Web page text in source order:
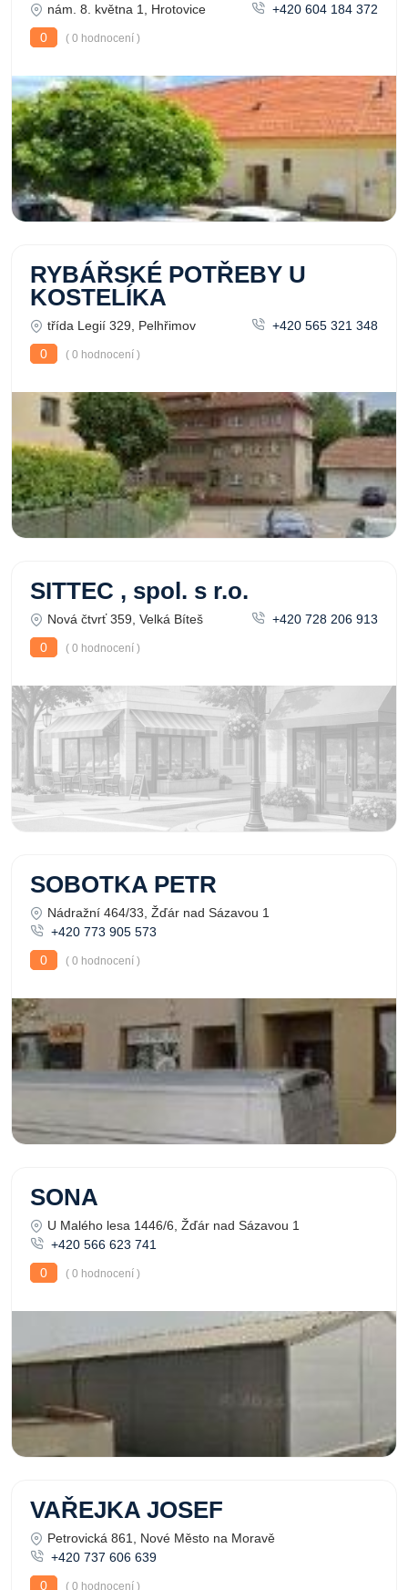
nám. 8. května 1, Hrotovice
+420 604 184 372
0
( 0 hodnocení )
RYBÁŘSKÉ POTŘEBY U
KOSTELÍKA
třída Legií 329, Pelhřimov
+420 565 321 348
0
( 0 hodnocení )
SITTEC , spol. s r.o.
Nová čtvrť 359, Velká Bíteš
+420 728 206 913
0
( 0 hodnocení )
SOBOTKA PETR
Nádražní 464/33, Žďár nad Sázavou 1
+420 773 905 573
0
( 0 hodnocení )
SONA
U Malého lesa 1446/6, Žďár nad Sázavou 1
+420 566 623 741
0
( 0 hodnocení )
VAŘEJKA JOSEF
Petrovická 861, Nové Město na Moravě
+420 737 606 639
0
( 0 hodnocení )